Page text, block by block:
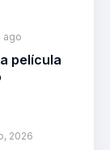
ago
película
2026